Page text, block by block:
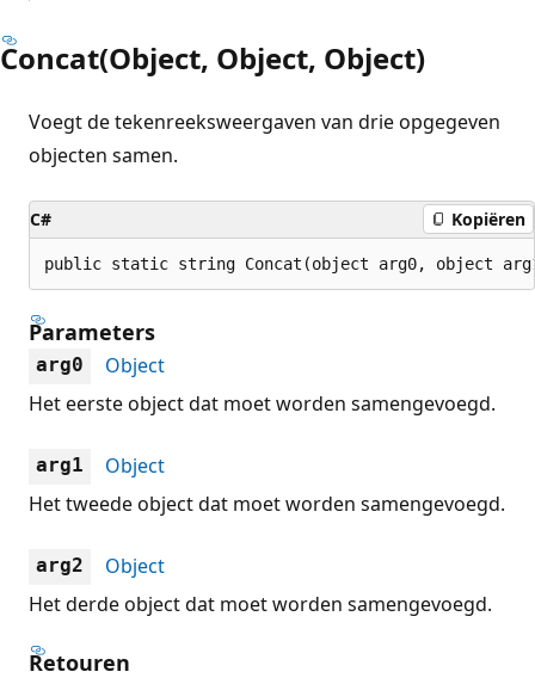
Concat(Object, Object, Object)
Voegt de tekenreeksweergaven van drie opgegeven
objecten samen.
C# Kopiëren
public static string Concat(object arg0, object
Parameters
arg0
Object
Het eerste object dat moet worden samengevoegd.
arg1
Object
Het tweede object dat moet worden samengevoegd.
arg2
Object
Het derde object dat moet worden samengevoegd.
Retouren